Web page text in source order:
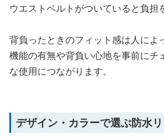
ウエストベルトがついていると負担
背負ったときのフィット感は人によ
機能の有無や背負い心地を事前にチ
な使用につながります。
デザイン・カラーで選ぶ防水